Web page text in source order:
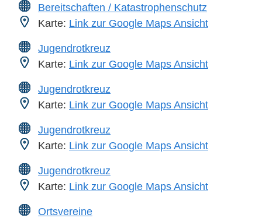
Bereitschaften / Katastrophenschutz
Karte: Link zur Google Maps Ansicht
Jugendrotkreuz
Karte: Link zur Google Maps Ansicht
Jugendrotkreuz
Karte: Link zur Google Maps Ansicht
Jugendrotkreuz
Karte: Link zur Google Maps Ansicht
Jugendrotkreuz
Karte: Link zur Google Maps Ansicht
Ortsvereine